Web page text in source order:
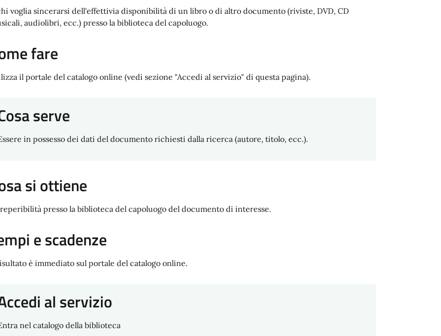
voglia sincerarsi dell'effettivia disponibilità di un libro o di altro documento (riviste, DVD, CD
audiolibri, ecc.) presso la biblioteca del capoluogo.
fare
il portale del catalogo online (vedi sezione "Accedi al servizio" di questa pagina).
serve
in possesso dei dati del documento richiesti dalla ricerca (autore, titolo, ecc.).
si ottiene
presso la biblioteca del capoluogo del documento di interesse.
e scadenze
è immediato sul portale del catalogo online.
al servizio
nel catalogo della biblioteca